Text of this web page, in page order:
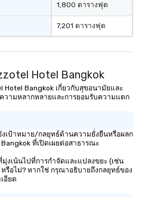
1,800 ตารางฟุต
7,201 ตารางฟุต
Hotel Bangkok
Bangkok เกี่ยวกับสุขอนามัยและ
ามหลากหลายและการยอมรับความแตก
เป้าหมาย/กลยุทธ์ด้านความยั่งยืนหรือผลก
ที่เปิดเผยต่อสาธารณะ
งเน้นไปที่การกำจัดและแปลงขยะ (เช่น
รือไม่? หากใช่ กรุณาอธิบายถึงกลยุทธ์ของ
อียด